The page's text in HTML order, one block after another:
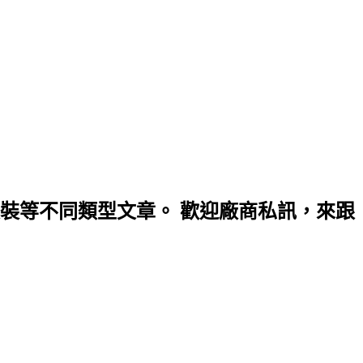
等不同類型文章。 歡迎廠商私訊，來跟